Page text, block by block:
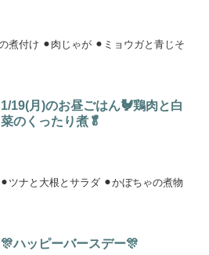
1/19(月)のお昼ごはん🐓鶏肉と白
菜のくったり煮🥬
🎊ハッピーバースデー🎊